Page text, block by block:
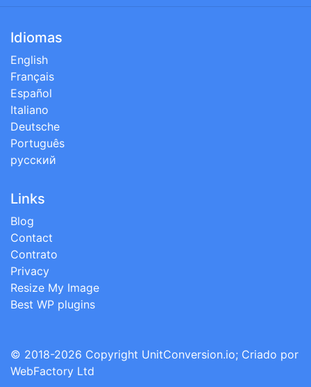
Idiomas
English
Français
Español
Italiano
Deutsche
Português
русский
Links
Blog
Contact
Contrato
Privacy
Resize My Image
Best WP plugins
© 2018-2026 Copyright UnitConversion.io; Criado por
WebFactory Ltd